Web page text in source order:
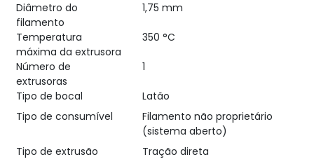
Diâmetro do
filamento
1,75 mm
Temperatura
máxima da extrusora
350 °C
Número de
extrusoras
1
Tipo de bocal
Latão
Tipo de consumível
Filamento não proprietário
(sistema aberto)
Tipo de extrusão
Tração direta